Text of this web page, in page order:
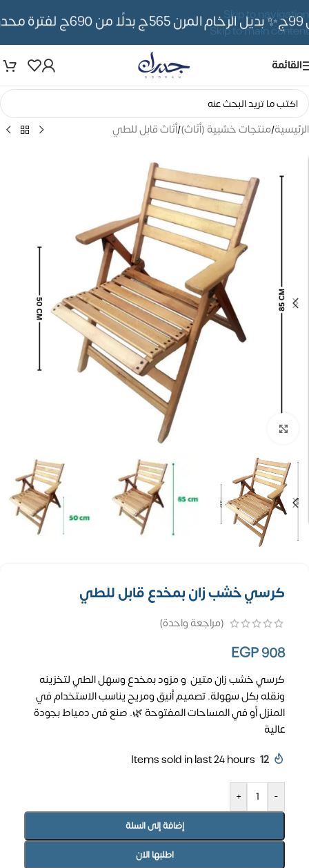
Skip to navigation
Skip to main content
✨ بديل الرخام المرن 565ج بدلًا من 690ج لفترة محدوده
القائمة
الرئيسية/منتجات خشبية (أثاث)/أثاث قابل للطي
كرسي خشب زان بمخدع قابل للطي
(مراجعة واحدة)
EGP908
كرسي خشب زان متين و مزود بمخدع وسهل الطي لتخزينه
ونقله بكل سهولة. تصميم أنيق ومريح يناسب الاستخدام في
المنزل أو في المساحات المفتوحة 🌿. صنع فى دمياط بجودة
عالية
12
Items sold in last 24 hours
-
+
إضافة إلى السلة
اطلبها الان